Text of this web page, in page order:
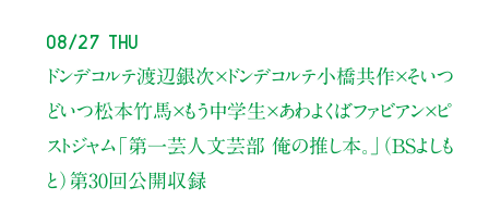
08/27 Thu
ドンデコルテ渡辺銀次×ドンデコルテ小橋共作×そいつ
どいつ松本竹馬×もう中学生×あわよくばファビアン×ピ
ストジャム「第一芸人文芸部 俺の推し本。」（BSよしも
と） 第30回公開収録